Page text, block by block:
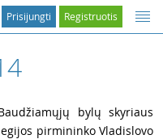
Registruotis
Prisijungti
bylų skyriaus
pirmininko Vladislovo